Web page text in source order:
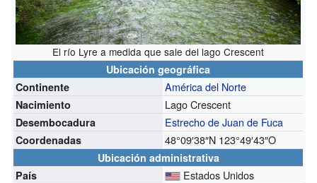
El río Lyre a medida que sale del lago Crescent
Ubicación geográfica
Continente
América del Norte
Nacimiento Lago Crescent
Desembocadura Estrecho de Juan de Fuca
Coordenadas 48°09′38″N 123°49′43″O
Ubicación administrativa
País
Estados Unidos